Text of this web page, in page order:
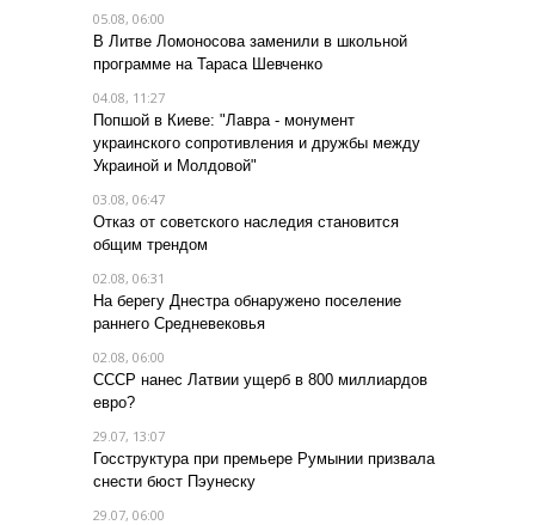
05.08, 06:00
В Литве Ломоносова заменили в школьной
программе на Тараса Шевченко
04.08, 11:27
Попшой в Киеве: "Лавра - монумент
украинского сопротивления и дружбы между
Украиной и Молдовой"
03.08, 06:47
Отказ от советского наследия становится
общим трендом
02.08, 06:31
На берегу Днестра обнаружено поселение
раннего Средневековья
02.08, 06:00
СССР нанес Латвии ущерб в 800 миллиардов
евро?
29.07, 13:07
Госструктура при премьере Румынии призвала
снести бюст Пэунеску
29.07, 06:00